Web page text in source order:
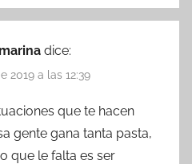
dice:
2019 a las 12:39
que te hacen
gente gana tanta pasta,
que le falta es ser